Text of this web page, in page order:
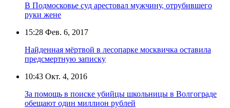
В Подмосковье суд арестовал мужчину, отрубившего
руки жене
15:28 Фев. 6, 2017
Найденная мёртвой в лесопарке москвичка оставила
предсмертную записку
10:43 Окт. 4, 2016
За помощь в поиске убийцы школьницы в Волгограде
обещают один миллион рублей